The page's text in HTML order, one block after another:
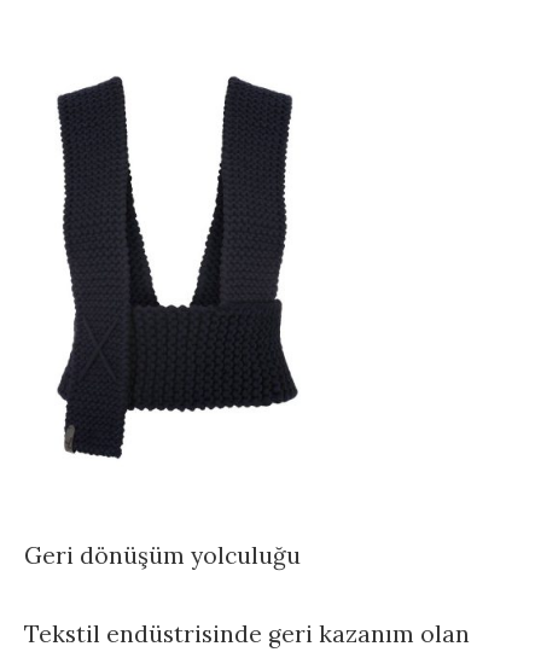
Geri dönüşüm yolculuğu
Tekstil endüstrisinde geri kazanım olan